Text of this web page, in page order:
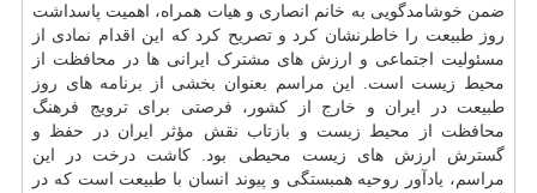
ضمن خوشامدگویی به خانم انصاری و هیات همراه، اهمیت پاسداشت
روز طبیعت را خاطرنشان کرد و تصریح کرد که این اقدام نمادی از
مسئولیت اجتماعی و ارزش های مشترک ایرانی ها در محافظت از
محیط زیست است. این مراسم بعنوان بخشی از برنامه های روز
طبیعت در ایران و خارج از کشور، فرصتی برای ترویج فرهنگ
محافظت از محیط زیست و بازتاب نقش مؤثر ایران در حفظ و
گسترش ارزش های زیست محیطی بود. کاشت درخت در این
مراسم، یادآور روحیه همبستگی و پیوند انسان با طبیعت است که در